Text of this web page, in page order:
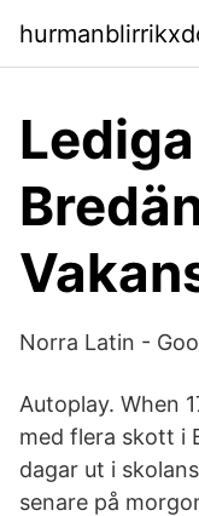
Norra Latin -
Autoplay. When
med flera skott i
dagar ut i
senare på